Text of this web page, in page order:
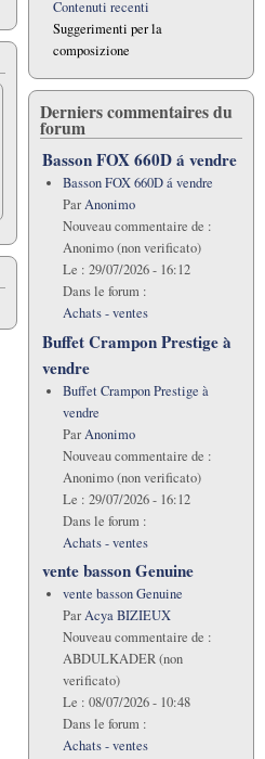
Contenuti recenti
Suggerimenti per la
composizione
Derniers commentaires du
forum
Basson FOX 660D á vendre
Basson FOX 660D á vendre
ParAnonimo
Nouveau commentaire de :
Anonimo (non verificato)
Le : 29/07/2026 - 16:12
Dans le forum :
Achats - ventes
Buffet Crampon Prestige à
vendre
Buffet Crampon Prestige à
vendre
ParAnonimo
Nouveau commentaire de :
Anonimo (non verificato)
Le : 29/07/2026 - 16:12
Dans le forum :
Achats - ventes
vente basson Genuine
vente basson Genuine
ParAcya BIZIEUX
Nouveau commentaire de :
ABDULKADER (non
verificato)
Le : 08/07/2026 - 10:48
Dans le forum :
Achats - ventes